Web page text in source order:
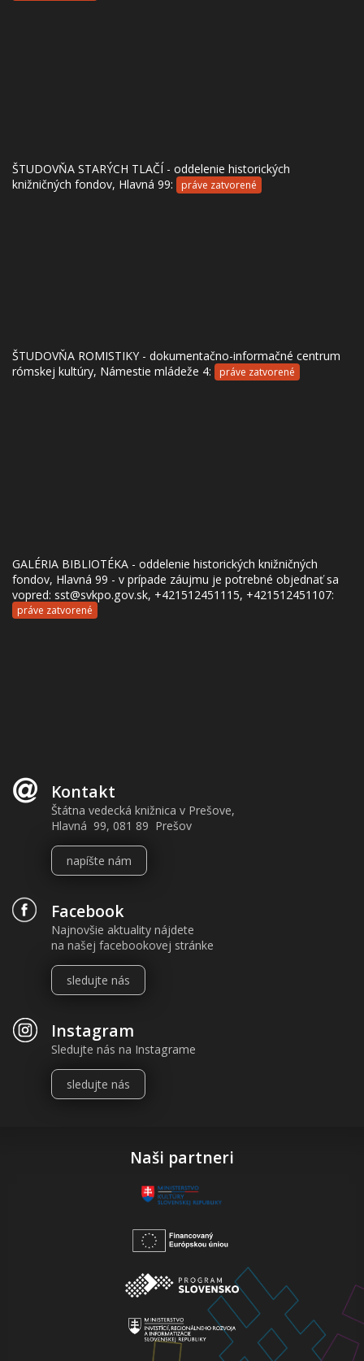
ŠTUDOVŇA STARÝCH TLAČÍ - oddelenie historických
knižničných fondov, Hlavná 99:
práve zatvorené
ŠTUDOVŇA ROMISTIKY - dokumentačno-informačné centrum
rómskej kultúry, Námestie mládeže 4:
práve zatvorené
GALÉRIA BIBLIOTÉKA - oddelenie historických knižničných
fondov, Hlavná 99 - v prípade záujmu je potrebné objednať sa
vopred: sst@svkpo.gov.sk, +421512451115, +421512451107:
práve zatvorené
Kontakt
Štátna vedecká knižnica v Prešove,
Hlavná 99, 081 89 Prešov
napíšte nám
Facebook
Najnovšie aktuality nájdete
na našej facebookovej stránke
sledujte nás
Instagram
Sledujte nás na Instagrame
sledujte nás
Naši partneri